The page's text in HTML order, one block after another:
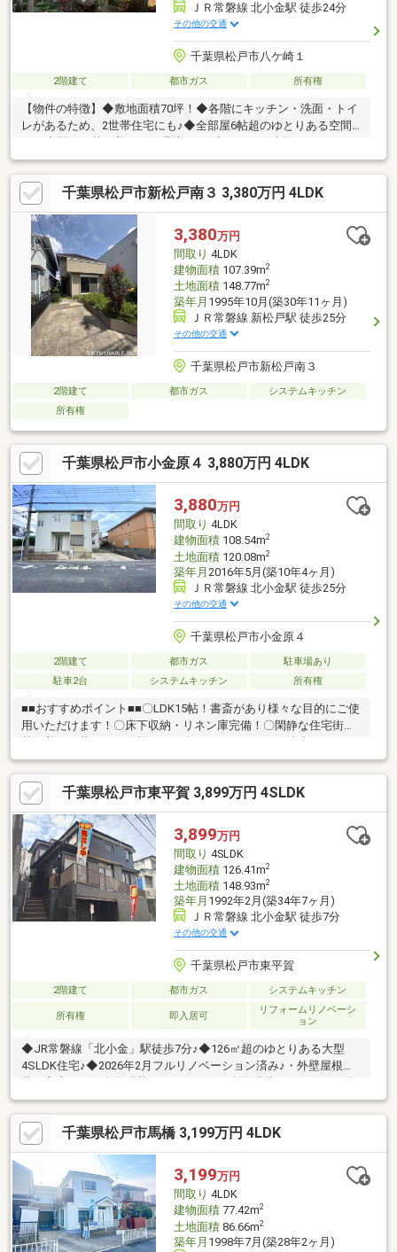
ＪＲ常磐線 北小金駅 徒歩24分
その他の交通
千葉県松戸市八ケ崎１
2階建て 都市ガス 所有権
【物件の特徴】◆敷地面積70坪！◆各階にキッチン・洗面・トイ
レがあるため、2世帯住宅にも♪◆全部屋6帖超のゆとりある空間
０６円～♪【ライフインフォメーション】◆お買い物に便利なテ
ラスモール松戸まで徒歩７分♪＞ご見学希望の方は【 見学予約 】
ボタンをCLICK！＞お問合せは【 ０１２０－８９５－２１３ 】ハ
ウスバンク不動産まで。
千葉県松戸市新松戸南３ 3,380万円 4LDK
3,380万円
間取り 4LDK
建物面積107.39m2
土地面積148.77m2
築年月 1995年10月(築30年11ヶ月)
ＪＲ常磐線 新松戸駅 徒歩25分
その他の交通
千葉県松戸市新松戸南３
2階建て 都市ガス
システムキッチン
所有権
千葉県松戸市小金原４ 3,880万円 4LDK
3,880万円
間取り 4LDK
建物面積108.54m2
土地面積120.08m2
築年月 2016年5月(築10年4ヶ月)
ＪＲ常磐線 北小金駅 徒歩25分
その他の交通
千葉県松戸市小金原４
2階建て 都市ガス
駐車場あり
駐車2台
システムキッチン 所有権
■■おすすめポイント■■〇LDK15帖！書斎があり様々な目的にご使
用いただけます！〇床下収納・リネン庫完備！〇閑静な住宅街で
買い物に便利です◎〇日あたり良好な角地！〇人気の駐車並列2台
可能な物件です♪〇整形地■■周辺環境■■・マツモトキヨシｐｅｔ
ｉｔ ｍａｄｏｃａ小金原４丁目店 徒歩約3分・ミニストップ松
戸小金原店 徒歩約6分・リブレ京成小金原店 徒歩約8分＝＝＝
＝＝＝＝＝＝＝＝＝＝＝＝＝＝＝＝＝＝ご内覧をご希望の際は弊
社ナカジツまでお問い合わせくださいませ☆＝＝＝＝＝＝＝＝＝
＝＝＝＝＝＝＝＝＝＝＝＝
千葉県松戸市東平賀 3,899万円 4SLDK
3,899万円
間取り 4SLDK
建物面積126.41m2
土地面積148.93m2
築年月 1992年2月(築34年7ヶ月)
ＪＲ常磐線 北小金駅 徒歩7分
その他の交通
千葉県松戸市東平賀
2階建て 都市ガス システムキッチン
所有権 即入居可
リフォームリノベーシ
ョン
◆JR常磐線「北小金」駅徒歩7分♪◆126㎡超のゆとりある大型
4SLDK住宅♪◆2026年2月フルリノベーション済み♪・外壁屋根塗
室、トイレ、洗面台新品交換・玄関扉交換 ほか◆徒歩圏内にス
ーパーやコンビニ等のお買物施設充実♪ご案内希望の方はお気軽に
047-710-6633まで♪赤い「見学予約する」ボタンからもすぐに予約
できます♪LINEのお問合せは【@housing-z】♪お車の無い方、小さ
なお子様のいる方は最寄りの駅までお迎えにまいりますので、ご
希望の方はお申し付け下さい。
千葉県松戸市馬橋 3,199万円 4LDK
3,199万円
間取り 4LDK
建物面積77.42m2
土地面積86.66m2
築年月 1998年7月(築28年2ヶ月)